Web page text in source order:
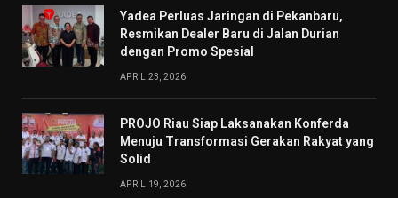
Yadea Perluas Jaringan di Pekanbaru,
Resmikan Dealer Baru di Jalan Durian
dengan Promo Spesial
APRIL 23, 2026
PROJO Riau Siap Laksanakan Konferda
Menuju Transformasi Gerakan Rakyat yang
Solid
APRIL 19, 2026